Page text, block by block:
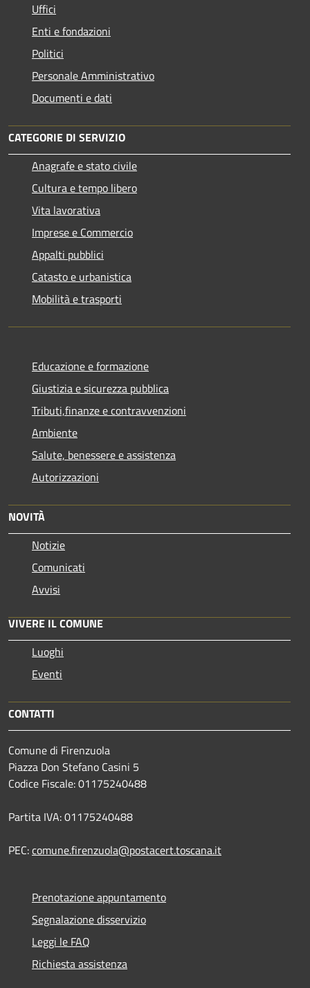
Uffici
Enti e fondazioni
Politici
Personale Amministrativo
Documenti e dati
CATEGORIE DI SERVIZIO
Anagrafe e stato civile
Cultura e tempo libero
Vita lavorativa
Imprese e Commercio
Appalti pubblici
Catasto e urbanistica
Mobilità e trasporti
Educazione e formazione
Giustizia e sicurezza pubblica
Tributi,finanze e contravvenzioni
Ambiente
Salute, benessere e assistenza
Autorizzazioni
NOVITÀ
Notizie
Comunicati
Avvisi
VIVERE IL COMUNE
Luoghi
Eventi
CONTATTI
Comune di Firenzuola
Piazza Don Stefano Casini 5
Codice Fiscale: 01175240488
Partita IVA: 01175240488
PEC:comune.firenzuola@postacert.toscana.it
Prenotazione appuntamento
Segnalazione disservizio
Leggi le FAQ
Richiesta assistenza